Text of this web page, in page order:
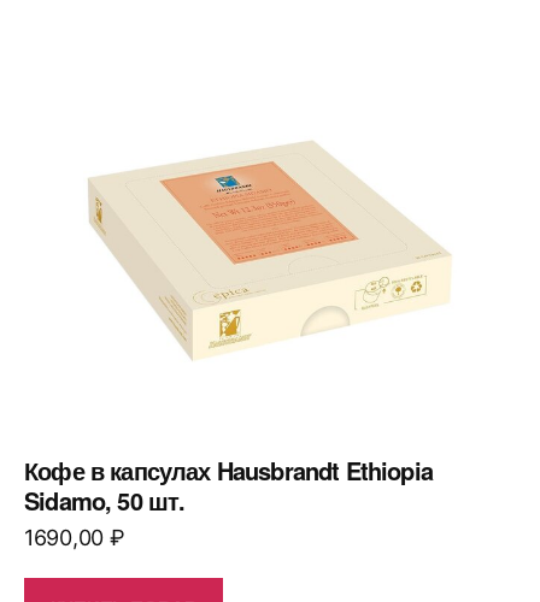
Кофе в капсулах Hausbrandt Ethiopia
Sidamo, 50 шт.
1690,00 ₽